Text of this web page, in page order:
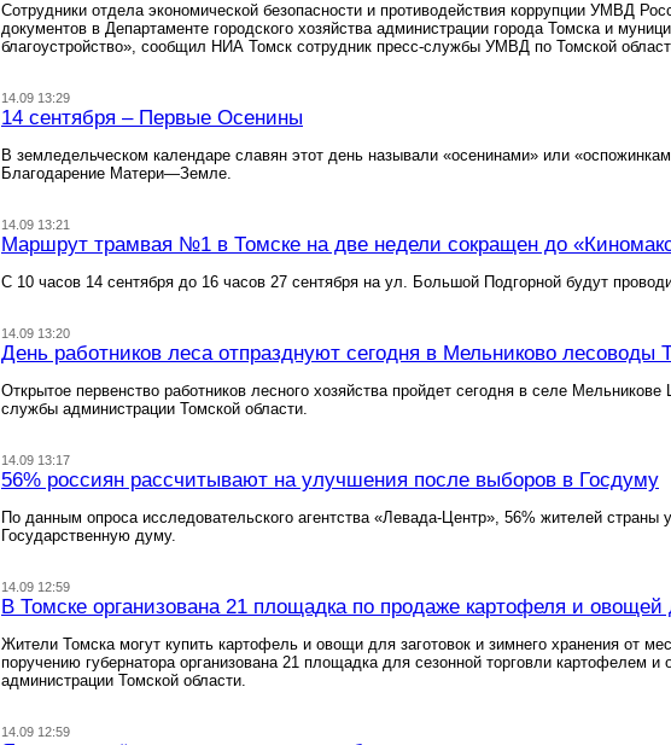
Сотрудники отдела экономической безопасности и противодействия коррупции УМВД
документов в Департаменте городского хозяйства администрации города Томска и
благоустройство», сообщил НИА Томск сотрудник пресс-службы УМВД по Томской
14.09 13:29
14 сентября – Первые Осенины
В земледельческом календаре славян этот день называли «осенинами» или
Благодарение Матери—Земле.
14.09 13:21
Маршрут трамвая №1 в Томске на две недели сокращен до
С 10 часов 14 сентября до 16 часов 27 сентября на ул. Большой Подгорной будут
14.09 13:20
День работников леса отпразднуют сегодня в Мельниково лесоводы
Открытое первенство работников лесного хозяйства пройдет сегодня в селе
службы администрации Томской области.
14.09 13:17
56% россиян рассчитывают на улучшения после выборов в Госдуму
По данным опроса исследовательского агентства «Левада-Центр», 56% жителей
Государственную думу.
14.09 12:59
В Томске организована 21 площадка по продаже картофеля и овощей
Жители Томска могут купить картофель и овощи для заготовок и зимнего хранения от
поручению губернатора организована 21 площадка для сезонной торговли
администрации Томской области.
14.09 12:59